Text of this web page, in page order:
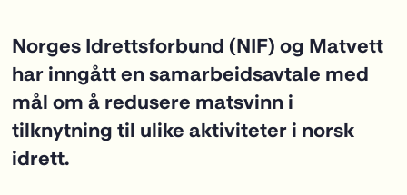
Norges Idrettsforbund (NIF) og Matvett
har inngått en samarbeidsavtale med
mål om å redusere matsvinn i
tilknytning til ulike aktiviteter i norsk
idrett.